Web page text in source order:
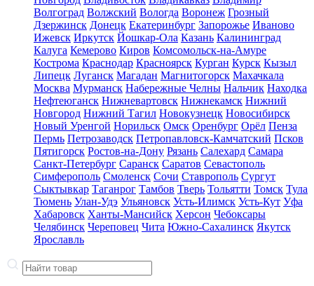
Волгоград Волжский Вологда Воронеж Грозный
Дзержинск Донецк Екатеринбург Запорожье Иваново
Ижевск Иркутск Йошкар-Ола Казань Калининград
Калуга Кемерово Киров Комсомольск-на-Амуре
Кострома Краснодар Красноярск Курган Курск Кызыл
Липецк Луганск Магадан Магнитогорск Махачкала
Москва Мурманск Набережные Челны Нальчик Находка
Нефтеюганск Нижневартовск Нижнекамск Нижний
Новгород Нижний Тагил Новокузнецк Новосибирск
Новый Уренгой Норильск Омск Оренбург Орёл Пенза
Пермь Петрозаводск Петропавловск-Камчатский Псков
Пятигорск Ростов-на-Дону Рязань Салехард Самара
Санкт-Петербург Саранск Саратов Севастополь
Симферополь Смоленск Сочи Ставрополь Сургут
Сыктывкар Таганрог Тамбов Тверь Тольятти Томск Тула
Тюмень Улан-Удэ Ульяновск Усть-Илимск Усть-Кут Уфа
Хабаровск Ханты-Мансийск Херсон Чебоксары
Челябинск Череповец Чита Южно-Сахалинск Якутск
Ярославль